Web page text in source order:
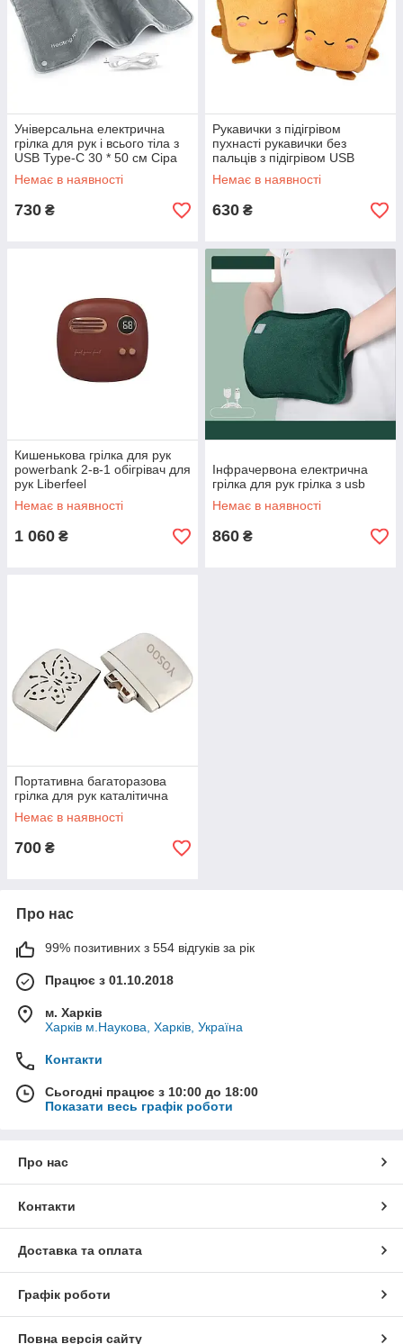
Універсальна електрична
грілка для рук і всього тіла з
USB Type-C 30 * 50 см Сіра
Немає в наявності
730 ₴
Рукавички з підігрівом
пухнасті рукавички без
пальців з підігрівом USB
грілка для рук
Немає в наявності
630 ₴
Кишенькова грілка для рук
powerbank 2-в-1 обігрівач для
рук Liberfeel
Немає в наявності
1 060 ₴
Інфрачервона електрична
грілка для рук грілка з usb
Немає в наявності
860 ₴
Портативна багаторазова
грілка для рук каталітична
Немає в наявності
700 ₴
Про нас
99% позитивних з 554 відгуків за рік
Працює з 01.10.2018
м. Харків
Харків м.Наукова, Харків, Україна
Контакти
Сьогодні працює з 10:00 до 18:00
Показати весь графік роботи
Про нас
Контакти
Доставка та оплата
Графік роботи
Повна версія сайту